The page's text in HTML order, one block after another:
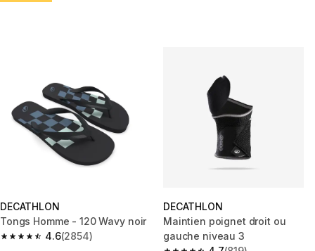
DECATHLON
Tongs Homme - 120 Wavy noir
4.6
4.6 out of 5 stars from 2854 reviews
(2854)
DECATHLON
Maintien poignet droit ou
gauche niveau 3